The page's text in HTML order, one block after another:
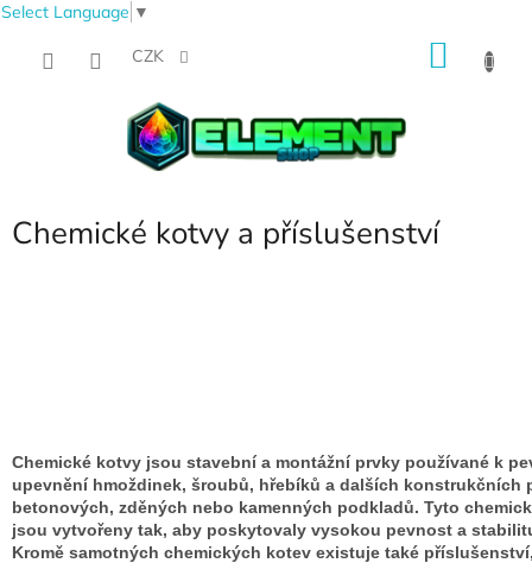
Select Language ▼
CZK
Chemické kotvy a příslušenství
Chemické kotvy jsou stavební a montážní prvky používané k
upevnění hmoždinek, šroubů, hřebíků a dalších konstrukčních
betonových, zděných nebo kamenných podkladů. Tyto
jsou vytvořeny tak, aby poskytovaly vysokou pevnost a
Kromě samotných chemických kotev existuje také